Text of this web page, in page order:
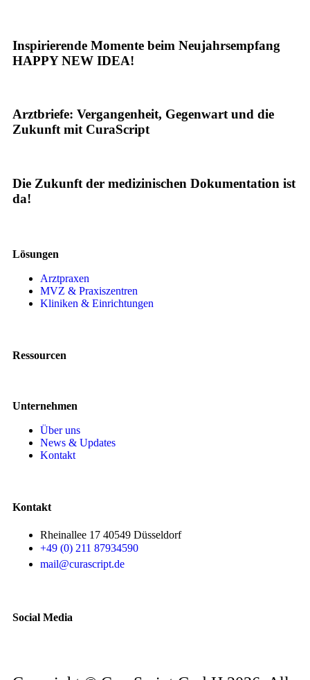
Inspirierende Momente beim Neujahrsempfang
HAPPY NEW IDEA!
Arztbriefe: Vergangenheit, Gegenwart und die
Zukunft mit CuraScript
Die Zukunft der medizinischen Dokumentation ist
da!
Lösungen
Arztpraxen
MVZ & Praxiszentren
Kliniken & Einrichtungen
Ressourcen
Unternehmen
Über uns
News & Updates
Kontakt
Kontakt
Rheinallee 17 40549 Düsseldorf
+49 (0) 211 87934590
mail@curascript.de
Social Media